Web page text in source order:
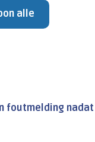
alle
foutmelding